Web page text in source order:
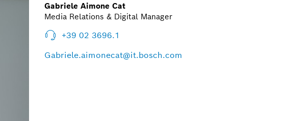
Gabriele Aimone Cat
Media Relations & Digital Manager
+39 02 3696.1
Gabriele.aimonecat@it.bosch.com